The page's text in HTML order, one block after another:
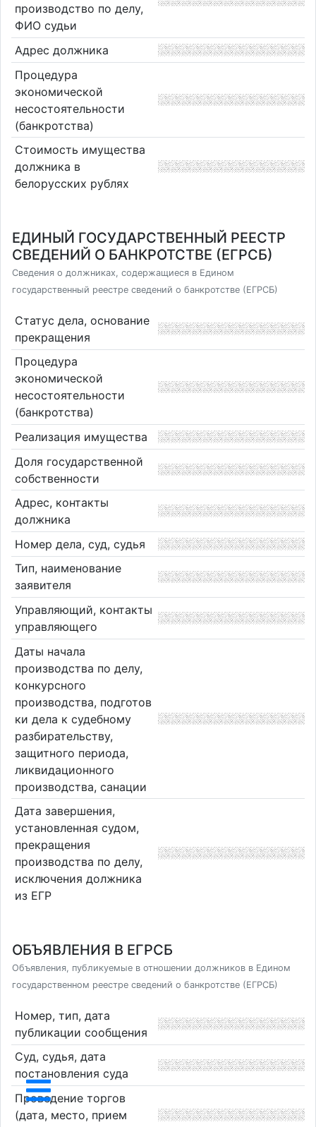
производство по делу,
ФИО судьи
Адрес должника
Процедура
экономической
несостоятельности
(банкротства)
Стоимость имущества
должника в
белорусских рублях
ЕДИНЫЙ ГОСУДАРСТВЕННЫЙ РЕЕСТР
СВЕДЕНИЙ О БАНКРОТСТВЕ (ЕГРСБ)
Сведения о должниках, содержащиеся в Едином
государственный реестре сведений о банкротстве (ЕГРСБ)
Статус дела, основание
прекращения
Процедура
экономической
несостоятельности
(банкротства)
Реализация имущества
Доля государственной
собственности
Адрес, контакты
должника
Номер дела, суд, судья
Тип, наименование
заявителя
Управляющий, контакты
управляющего
Даты начала
производства по делу,
конкурсного
производства, подготов
ки дела к судебному
разбирательству,
защитного периода,
ликвидационного
производства, санации
Дата завершения,
установленная судом,
прекращения
производства по делу,
исключения должника
из ЕГР
ОБЪЯВЛЕНИЯ В ЕГРСБ
Объявления, публикуемые в отношении должников в Едином
государственном реестре сведений о банкротстве (ЕГРСБ)
Номер, тип, дата
публикации сообщения
Суд, судья, дата
постановления суда
Проведение торгов
(дата, место, прием